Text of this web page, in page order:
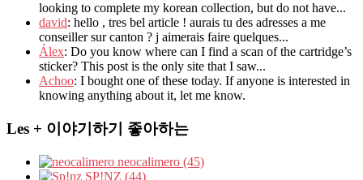
looking to complete my korean collection, but do not have...
david: hello , tres bel article ! aurais tu des adresses a me
conseiller sur canton ? j aimerais faire quelques...
Álex: Do you know where can I find a scan of the cartridge’s
sticker? This post is the only site that I saw...
Achoo: I bought one of these today. If anyone is interested in
knowing anything about it, let me know.
Les + 이야기하기 좋아하는
neocalimero (45)
SP!NZ (44)